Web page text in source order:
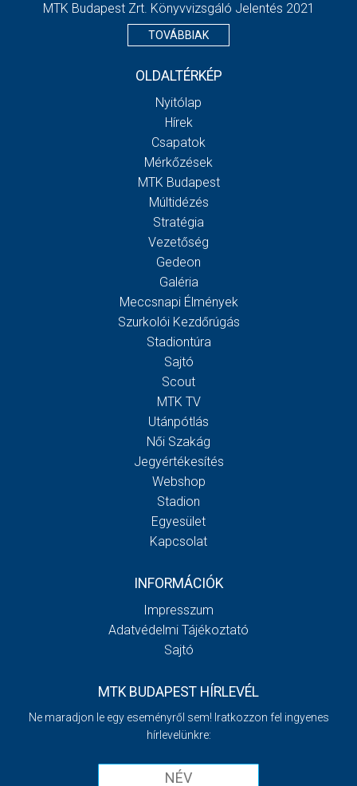
MTK Budapest Zrt. Könyvvizsgáló Jelentés 2021
TOVÁBBIAK
OLDALTÉRKÉP
Nyitólap
Hírek
Csapatok
Mérkőzések
MTK Budapest
Múltidézés
Stratégia
Vezetőség
Gedeon
Galéria
Meccsnapi Élmények
Szurkolói Kezdőrúgás
Stadiontúra
Sajtó
Scout
MTK TV
Utánpótlás
Női Szakág
Jegyértékesítés
Webshop
Stadion
Egyesület
Kapcsolat
INFORMÁCIÓK
Impresszum
Adatvédelmi Tájékoztató
Sajtó
MTK BUDAPEST HÍRLEVÉL
Ne maradjon le egy eseményről sem! Iratkozzon fel ingyenes
hírlevelünkre: